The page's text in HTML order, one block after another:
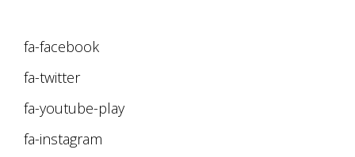
fa-facebook
fa-twitter
fa-youtube-play
fa-instagram